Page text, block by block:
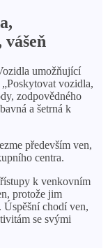
umožňující
vozidla,
zodpovědného
a šetrná k
především ven,
centra.
k venkovním
protože jim
chodí ven,
se svými